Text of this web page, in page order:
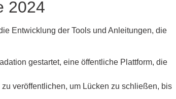
2024
Entwicklung der Tools und Anleitungen, die
gestartet, eine öffentliche Plattform, die
veröffentlichen, um Lücken zu schließen, bis